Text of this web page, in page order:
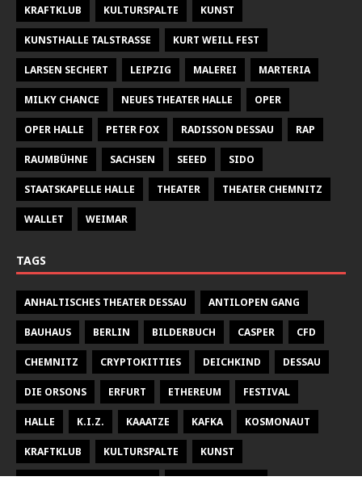
KRAFTKLUB KULTURSPALTE KUNST
KUNSTHALLE TALSTRASSE KURT WEILL FEST
LARSEN SECHERT LEIPZIG MALEREI MARTERIA
MILKY CHANCE NEUES THEATER HALLE OPER
OPER HALLE PETER FOX RADISSON DESSAU RAP
RAUMBÜHNE SACHSEN SEEED SIDO
STAATSKAPELLE HALLE THEATER THEATER CHEMNITZ
WALLET WEIMAR
TAGS
ANHALTISCHES THEATER DESSAU ANTILOPEN GANG
BAUHAUS BERLIN BILDERBUCH CASPER CFD
CHEMNITZ CRYPTOKITTIES DEICHKIND DESSAU
DIE ORSONS ERFURT ETHEREUM FESTIVAL
HALLE K.I.Z. KAAATZE KAFKA KOSMONAUT
KRAFTKLUB KULTURSPALTE KUNST